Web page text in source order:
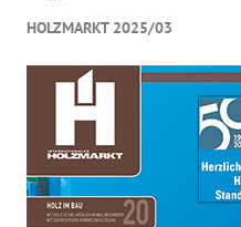
HOLZMARKT 2025/03